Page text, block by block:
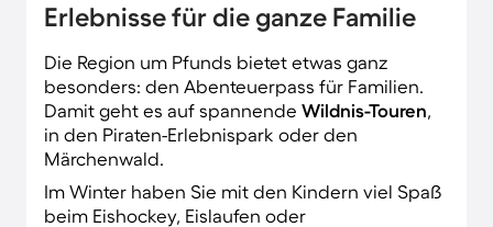
Erlebnisse für die ganze Familie
Die Region um Pfunds bietet etwas ganz
besonders: den Abenteuerpass für Familien.
Damit geht es auf spannende Wildnis-Touren,
in den Piraten-Erlebnispark oder den
Märchenwald.
Im Winter haben Sie mit den Kindern viel Spaß
beim Eishockey, Eislaufen oder